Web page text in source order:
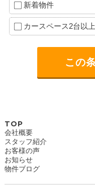
新着物件
カースペース2台以上
TOP
会社概要
スタッフ紹介
お客様の声
お知らせ
物件ブログ